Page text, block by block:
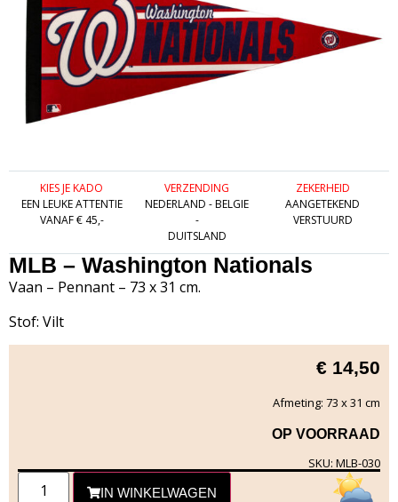
KIES JE KADO
EEN LEUKE ATTENTIE
VANAF € 45,-
VERZENDING
NEDERLAND - BELGIE
-
DUITSLAND
ZEKERHEID
AANGETEKEND
VERSTUURD
MLB – Washington Nationals
Vaan – Pennant – 73 x 31 cm.
Stof: Vilt
€ 14,50
Afmeting: 73 x 31 cm
OP VOORRAAD
SKU: MLB-030
IN WINKELWAGEN